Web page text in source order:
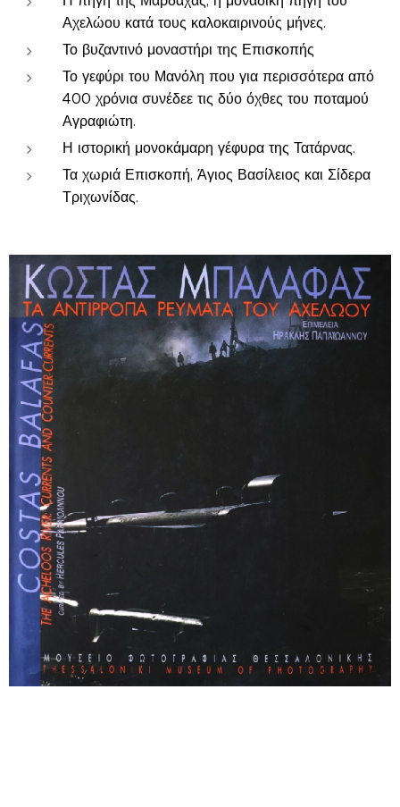
Αχελώου κατά τους καλοκαιρινούς μήνες.
Το βυζαντινό μοναστήρι της Επισκοπής
Το γεφύρι του Μανόλη που για περισσότερα από
400 χρόνια συνέδεε τις δύο όχθες του ποταμού
Αγραφιώτη.
Η ιστορική μονοκάμαρη γέφυρα της Τατάρνας.
Τα χωριά Επισκοπή, Άγιος Βασίλειος και Σίδερα
Τριχωνίδας.